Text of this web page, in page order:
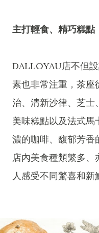
主打輕食、精巧糕點
DALLOYAU店不但
素也非常注重，茶座
治、清新沙律、芝士
美味糕點以及法式馬
濃的咖啡、馥郁芳香
店內美食種類繁多
人感受不同驚喜和新